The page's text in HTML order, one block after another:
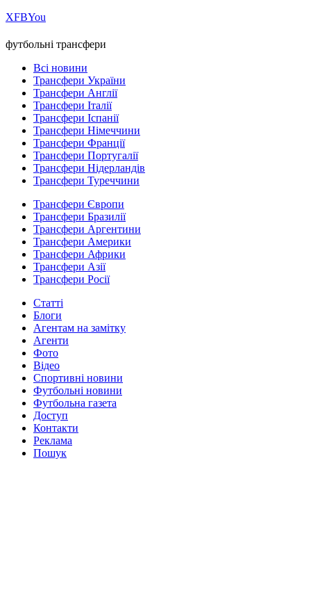
ХFBYou
футбольні трансфери
Всі новини
Трансфери України
Трансфери Англії
Трансфери Італії
Трансфери Іспанії
Трансфери Німеччини
Трансфери Франції
Трансфери Португалії
Трансфери Нідерландів
Трансфери Туреччини
Трансфери Європи
Трансфери Бразилії
Трансфери Аргентини
Трансфери Америки
Трансфери Африки
Трансфери Азії
Трансфери Росії
Статті
Блоги
Агентам на замітку
Агенти
Фото
Відео
Спортивні новини
Футбольні новини
Футбольна газета
Доступ
Контакти
Реклама
Пошук